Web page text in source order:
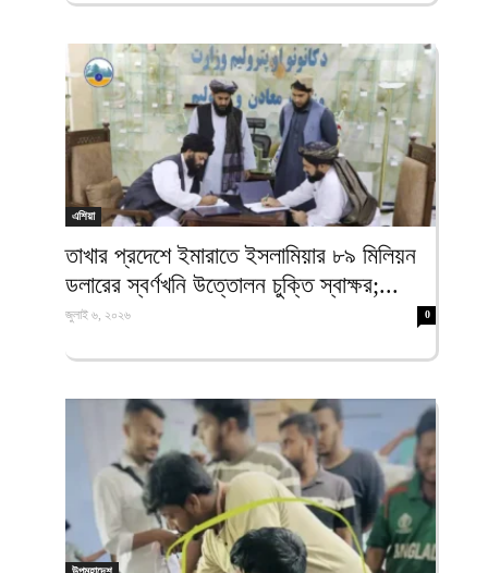
এশিয়া
তাখার প্রদেশে ইমারাতে ইসলামিয়ার ৮৯ মিলিয়ন
ডলারের স্বর্ণখনি উত্তোলন চুক্তি স্বাক্ষর;...
জুলাই ৬, ২০২৬ 0